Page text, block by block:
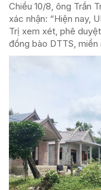
Chiều 10/8, ông Trần
xác nhận: “Hiện nay,
Trị xem xét, phê
đồng bào DTTS,